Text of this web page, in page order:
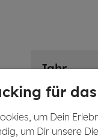
für
um Dein
um Dir unsere
Jahr
2015